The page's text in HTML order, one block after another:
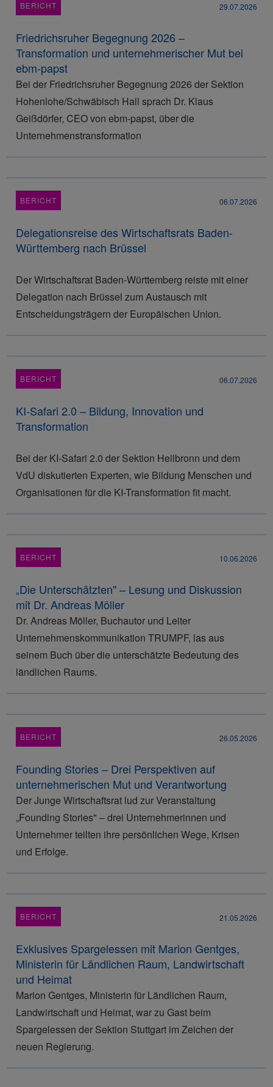
BERICHT 29.07.2026
Friedrichsruher Begegnung 2026 –
Transformation und unternehmerischer Mut bei
ebm-papst
Bei der Friedrichsruher Begegnung 2026 der Sektion
Hohenlohe/Schwäbisch Hall sprach Dr. Klaus
Geißdörfer, CEO von ebm-papst, über die
Unternehmenstransformation
BERICHT 06.07.2026
Delegationsreise des Wirtschaftsrats Baden-
Württemberg nach Brüssel
Der Wirtschaftsrat Baden-Württemberg reiste mit einer
Delegation nach Brüssel zum Austausch mit
Entscheidungsträgern der Europäischen Union.
BERICHT 06.07.2026
KI-Safari 2.0 – Bildung, Innovation und
Transformation
Bei der KI-Safari 2.0 der Sektion Heilbronn und dem
VdU diskutierten Experten, wie Bildung Menschen und
Organisationen für die KI-Transformation fit macht.
BERICHT 10.06.2026
„Die Unterschätzten" – Lesung und Diskussion
mit Dr. Andreas Möller
Dr. Andreas Möller, Buchautor und Leiter
Unternehmenskommunikation TRUMPF, las aus
seinem Buch über die unterschätzte Bedeutung des
ländlichen Raums.
BERICHT 26.05.2026
Founding Stories – Drei Perspektiven auf
unternehmerischen Mut und Verantwortung
Der Junge Wirtschaftsrat lud zur Veranstaltung
„Founding Stories" – drei Unternehmerinnen und
Unternehmer teilten ihre persönlichen Wege, Krisen
und Erfolge.
BERICHT 21.05.2026
Exklusives Spargelessen mit Marion Gentges,
Ministerin für Ländlichen Raum, Landwirtschaft
und Heimat
Marion Gentges, Ministerin für Ländlichen Raum,
Landwirtschaft und Heimat, war zu Gast beim
Spargelessen der Sektion Stuttgart im Zeichen der
neuen Regierung.